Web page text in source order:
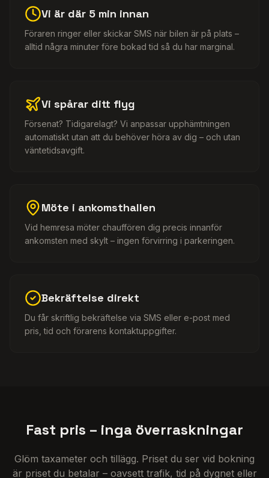
Vi är där 5 min innan
Föraren ringer eller skickar SMS när bilen är på plats –
alltid några minuter före bokad tid så du har marginal.
Vi spårar ditt flyg
Försenat? Tidigarelagt? Vi anpassar upphämtningen
automatiskt utan att du behöver höra av dig – och utan
väntetidsavgift.
Möte i ankomsthallen
Vid hemresa möter chauffören dig precis innanför
ankomsten med skylt – ingen förvirring i parkeringen.
Bekräftelse direkt
Du får skriftlig bekräftelse via SMS eller e-post med
pris, tid och förarens kontaktuppgifter.
Fast pris – inga överraskningar
Glöm taxameter och tillägg. Priset du ser vid bokning
är priset du betalar – oavsett trafik, tid på dygnet eller